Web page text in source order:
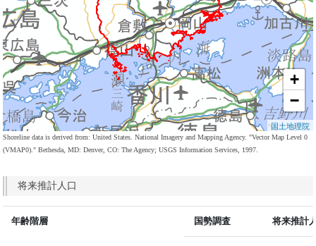
+
−
国土地理院
Shoreline data is derived from: United States. National Imagery and Mapping Agency. "Vector Map Level 0
(VMAP0)." Bethesda, MD: Denver, CO: The Agency; USGS Information Services, 1997.
将来推計人口
年齢階層 国勢調査 将来推計